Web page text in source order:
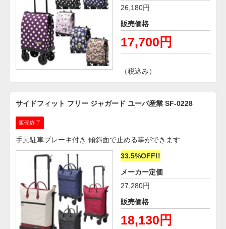
26,180円
販売価格
17,700円
（税込み）
サイドフィット フリー ジャガード ユーバ産業 SF-0228
販売終了
手元駐車ブレーキ付き 傾斜面で止める事ができます
33.5%OFF!!
メーカー定価
27,280円
販売価格
18,130円